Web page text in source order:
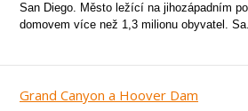
San Diego. Město ležící na jihozápadním
domovem více než 1,3 milionu obyvatel.
Grand Canyon a Hoover Dam